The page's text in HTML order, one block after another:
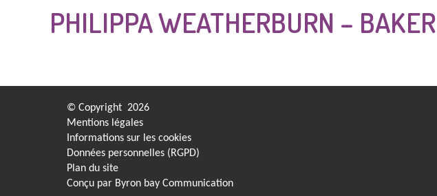
PHILIPPA WEATHERBURN – BAKER
© Copyright 2026
Mentions légales
Informations sur les cookies
Données personnelles (RGPD)
Plan du site
Conçu par Byron bay Communication